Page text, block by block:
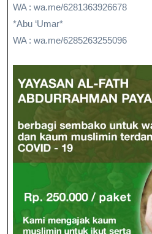
WA : wa.me/6281363926678
*Abu ‘Umar*
WA : wa.me/6285263255096